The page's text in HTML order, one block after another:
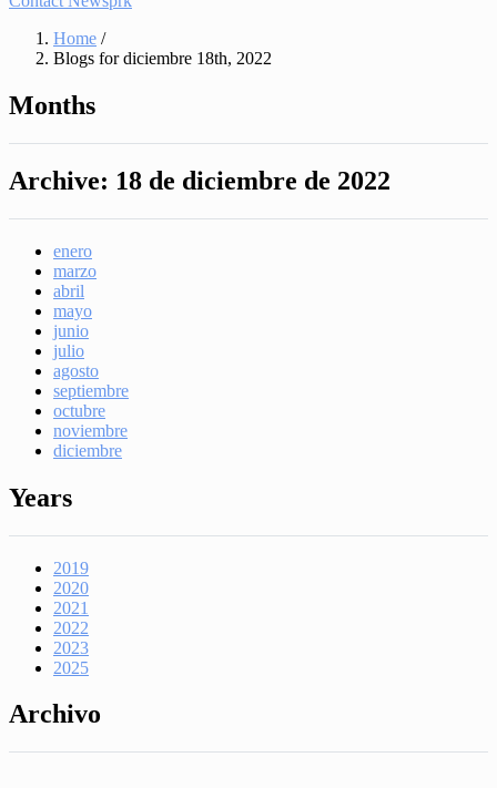
Home /
Blogs for diciembre 18th, 2022
Months
Archive: 18 de diciembre de 2022
enero
marzo
abril
mayo
junio
julio
agosto
septiembre
octubre
noviembre
diciembre
Years
2019
2020
2021
2022
2023
2025
Archivo